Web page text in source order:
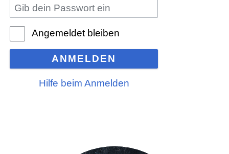
Angemeldet bleiben
ANMELDEN
Hilfe beim Anmelden